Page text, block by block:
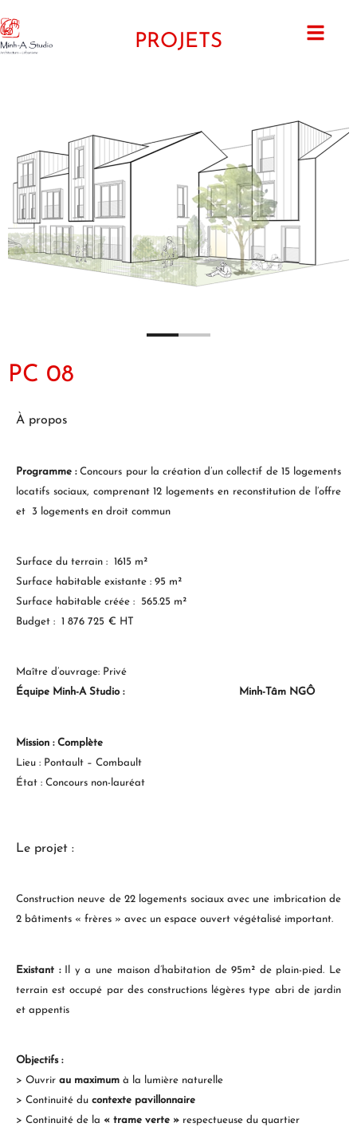
PROJETS
PC 08
À propos
Programme :Concours pour la création d’un collectif de 15 logements
locatifs sociaux, comprenant 12 logements en reconstitution de l’offre
et 3 logements en droit commun
Surface du terrain : 1615 m²
Surface habitable existante : 95 m²
Surface habitable créée : 565.25 m²
Budget : 1 876 725 € HT
Maître d’ouvrage: Privé
Équipe Minh-A Studio :
Minh-Tâm NGÔ
Mission : Complète
Lieu : Pontault – Combault
État : Concours non-lauréat
Le projet :
Construction neuve de 22 logements sociaux avec une imbrication de
2 bâtiments « frères » avec un espace ouvert végétalisé important.
Existant :Il y a une maison d’habitation de 95m² de plain-pied. Le
terrain est occupé par des constructions légères type abri de jardin
et appentis
Objectifs :
> Ouvrir au maximum à la lumière naturelle
> Continuité du contexte pavillonnaire
> Continuité de la « trame verte » respectueuse du quartier